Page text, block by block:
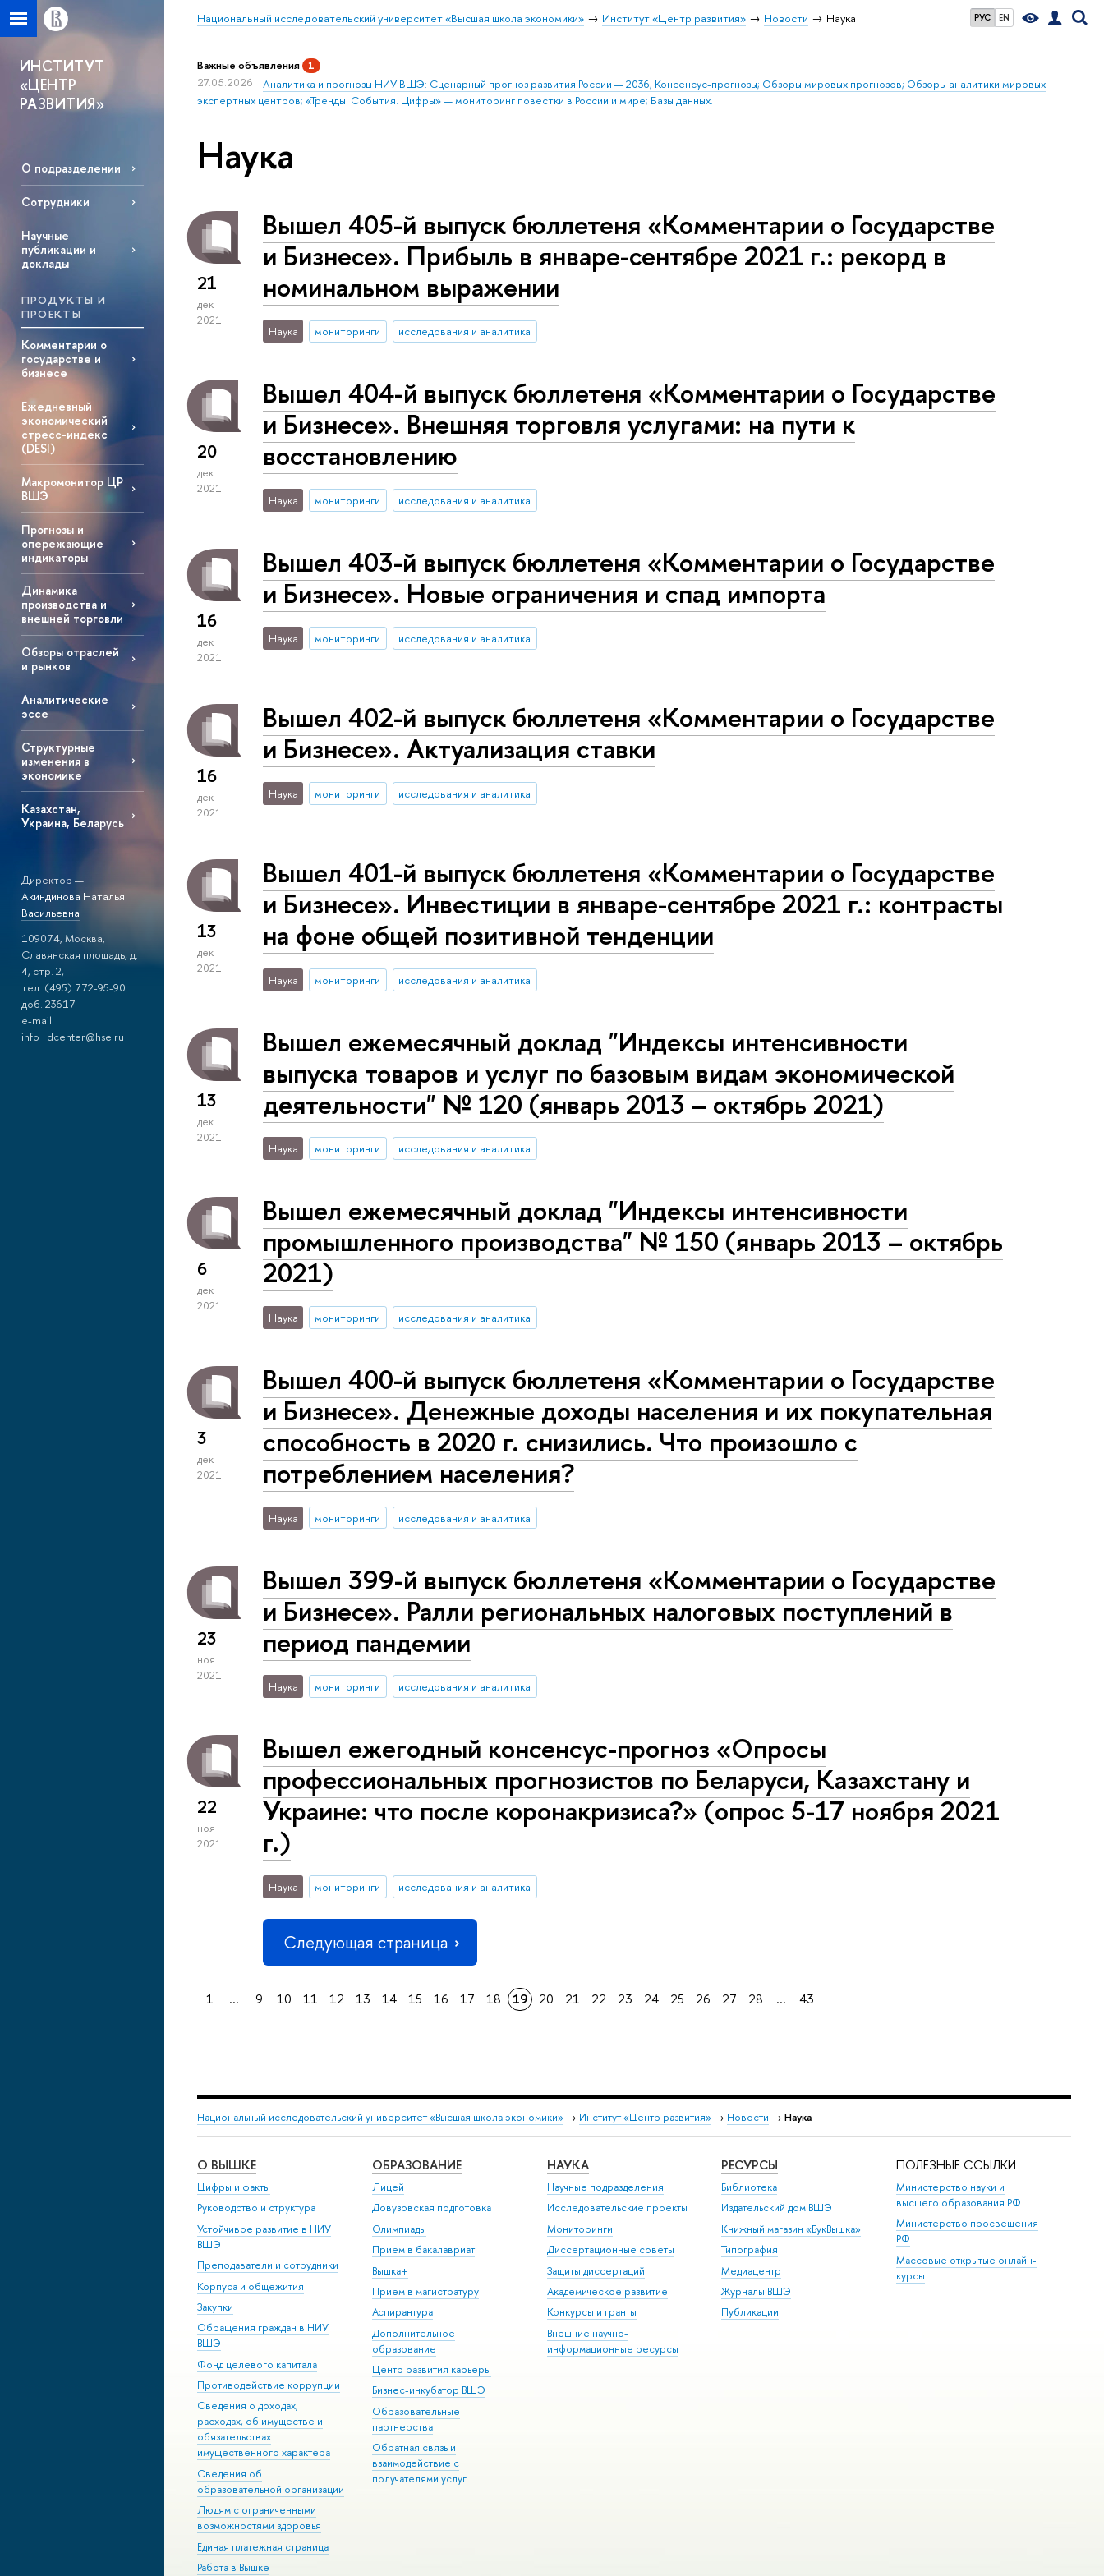
РУС EN
Национальный исследовательский университет «Высшая школа экономики» Институт «Центр развития» Новости Наука
ИНСТИТУТ
«ЦЕНТР
РАЗВИТИЯ»
О подразделении
Сотрудники
Научные
публикации и
доклады
ПРОДУКТЫ И
ПРОЕКТЫ
Комментарии о
государстве и
бизнесе
Ежедневный
экономический
стресс-индекс
(DESI)
Макромонитор ЦР
ВШЭ
Прогнозы и
опережающие
индикаторы
Динамика
производства и
внешней торговли
Обзоры отраслей
и рынков
Аналитические
эссе
Структурные
изменения в
экономике
Казахстан,
Украина, Беларусь
Директор —
Акиндинова Наталья
Васильевна
109074, Москва,
Славянская площадь, д.
4, стр. 2,
тел. (495) 772-95-90
доб. 23617
e-mail:
info_dcenter@hse.ru
Важные объявления 1
27.05.2026
Аналитика и прогнозы НИУ ВШЭ: Сценарный прогноз развития России — 2036; Консенсус-прогнозы; Обзоры мировых прогнозов; Обзоры аналитики мировых
экспертных центров; «Тренды. События. Цифры» — мониторинг повестки в России и мире; Базы данных.
Наука
21
дек
2021
Вышел 405-й выпуск бюллетеня «Комментарии о Государстве
и Бизнесе». Прибыль в январе-сентябре 2021 г.: рекорд в
номинальном выражении
Наука мониторинги исследования и аналитика
20
дек
2021
Вышел 404-й выпуск бюллетеня «Комментарии о Государстве
и Бизнесе». Внешняя торговля услугами: на пути к
восстановлению
Наука мониторинги исследования и аналитика
16
дек
2021
Вышел 403-й выпуск бюллетеня «Комментарии о Государстве
и Бизнесе». Новые ограничения и спад импорта
Наука мониторинги исследования и аналитика
16
дек
2021
Вышел 402-й выпуск бюллетеня «Комментарии о Государстве
и Бизнесе». Актуализация ставки
Наука мониторинги исследования и аналитика
13
дек
2021
Вышел 401-й выпуск бюллетеня «Комментарии о Государстве
и Бизнесе». Инвестиции в январе-сентябре 2021 г.: контрасты
на фоне общей позитивной тенденции
Наука мониторинги исследования и аналитика
13
дек
2021
Вышел ежемесячный доклад "Индексы интенсивности
выпуска товаров и услуг по базовым видам экономической
деятельности" № 120 (январь 2013 – октябрь 2021)
Наука мониторинги исследования и аналитика
6
дек
2021
Вышел ежемесячный доклад "Индексы интенсивности
промышленного производства" № 150 (январь 2013 – октябрь
2021)
Наука мониторинги исследования и аналитика
3
дек
2021
Вышел 400-й выпуск бюллетеня «Комментарии о Государстве
и Бизнесе». Денежные доходы населения и их покупательная
способность в 2020 г. снизились. Что произошло с
потреблением населения?
Наука мониторинги исследования и аналитика
23
ноя
2021
Вышел 399-й выпуск бюллетеня «Комментарии о Государстве
и Бизнесе». Ралли региональных налоговых поступлений в
период пандемии
Наука мониторинги исследования и аналитика
22
ноя
2021
Вышел ежегодный консенсус-прогноз «Опросы
профессиональных прогнозистов по Беларуси, Казахстану и
Украине: что после коронакризиса?» (опрос 5-17 ноября 2021
г.)
Наука мониторинги исследования и аналитика
Следующая страница
1 ... 9 10 11 12 13 14 15 16 17 18 19 20 21 22 23 24 25 26 27 28 ... 43
Национальный исследовательский университет «Высшая школа экономики» → Институт «Центр развития» → Новости → Наука
О ВЫШКЕ
Цифры и факты
Руководство и структура
Устойчивое развитие в НИУ
ВШЭ
Преподаватели и сотрудники
Корпуса и общежития
Закупки
Обращения граждан в НИУ
ВШЭ
Фонд целевого капитала
Противодействие коррупции
Сведения о доходах,
расходах, об имуществе и
обязательствах
имущественного характера
Сведения об
образовательной организации
Людям с ограниченными
возможностями здоровья
Единая платежная страница
Работа в Вышке
ОБРАЗОВАНИЕ
Лицей
Довузовская подготовка
Олимпиады
Прием в бакалавриат
Вышка+
Прием в магистратуру
Аспирантура
Дополнительное
образование
Центр развития карьеры
Бизнес-инкубатор ВШЭ
Образовательные
партнерства
Обратная связь и
взаимодействие с
получателями услуг
НАУКА
Научные подразделения
Исследовательские проекты
Мониторинги
Диссертационные советы
Защиты диссертаций
Академическое развитие
Конкурсы и гранты
Внешние научно-
информационные ресурсы
РЕСУРСЫ
Библиотека
Издательский дом ВШЭ
Книжный магазин «БукВышка»
Типография
Медиацентр
Журналы ВШЭ
Публикации
ПОЛЕЗНЫЕ ССЫЛКИ
Министерство науки и
высшего образования РФ
Министерство просвещения
РФ
Массовые открытые онлайн-
курсы